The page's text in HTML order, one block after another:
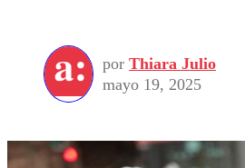
por Thiara Julio
mayo 19, 2025